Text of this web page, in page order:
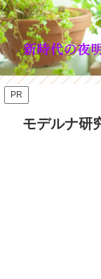
PR
モデルナ研